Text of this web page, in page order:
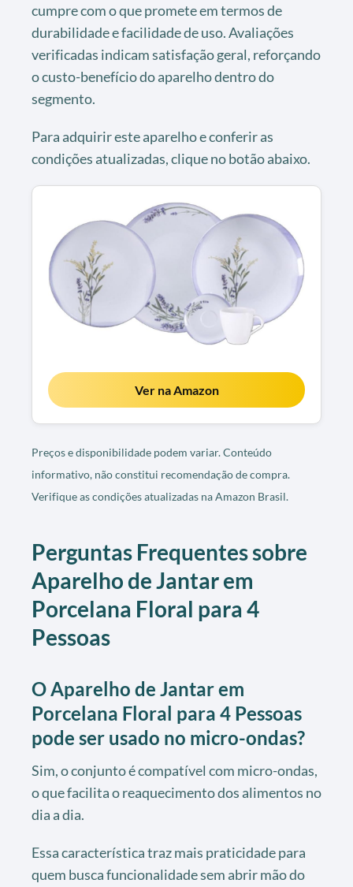
cumpre com o que promete em termos de
durabilidade e facilidade de uso. Avaliações
verificadas indicam satisfação geral, reforçando
o custo-benefício do aparelho dentro do
segmento.
Para adquirir este aparelho e conferir as
condições atualizadas, clique no botão abaixo.
Ver na Amazon
Preços e disponibilidade podem variar. Conteúdo
informativo, não constitui recomendação de compra.
Verifique as condições atualizadas na Amazon Brasil.
Perguntas Frequentes sobre
Aparelho de Jantar em
Porcelana Floral para 4
Pessoas
O Aparelho de Jantar em
Porcelana Floral para 4 Pessoas
pode ser usado no micro-ondas?
Sim, o conjunto é compatível com micro-ondas,
o que facilita o reaquecimento dos alimentos no
dia a dia.
Essa característica traz mais praticidade para
quem busca funcionalidade sem abrir mão do